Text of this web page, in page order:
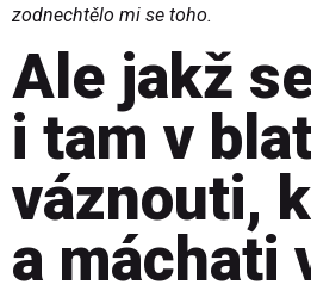
zodnechtělo mi se toho.
Ale jakž
i tam v
váznouti,
a máchati